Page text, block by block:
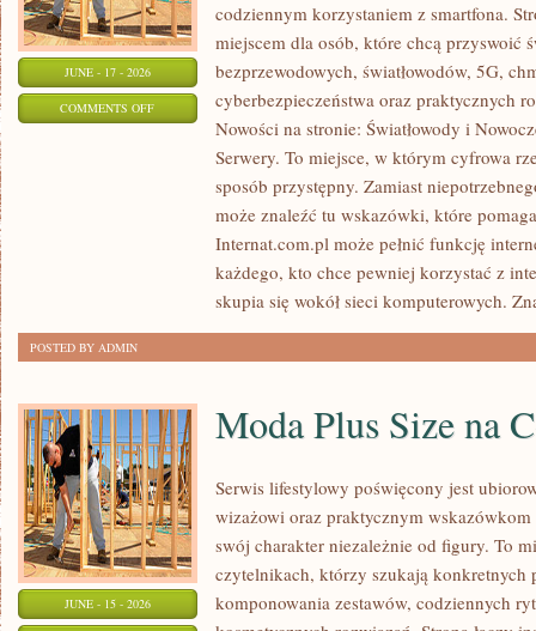
JUNE - 17 - 2026
COMMENTS OFFON
SATELITARNY
codziennym korzystaniem z smartfona.
miejscem dla osób, które chcą przyswoić
bezprzewodowych, światłowodów, 5G,
cyberbezpieczeństwa oraz praktycznych
Nowości na stronie: Światłowody i
Serwery. To miejsce, w którym cyfrowa
sposób przystępny. Zamiast
może znaleźć tu wskazówki, które
Internat.com.pl może pełnić funkcję
każdego, kto chce pewniej korzystać z
skupia się wokół sieci komputerowych.
POSTED BY ADMIN
JUNE - 15 - 2026
Moda Plus Size na
Serwis lifestylowy poświęcony jest
wizażowi oraz praktycznym
swój charakter niezależnie od figury. To
czytelnikach, którzy szukają konkretnych
komponowania zestawów, codziennych